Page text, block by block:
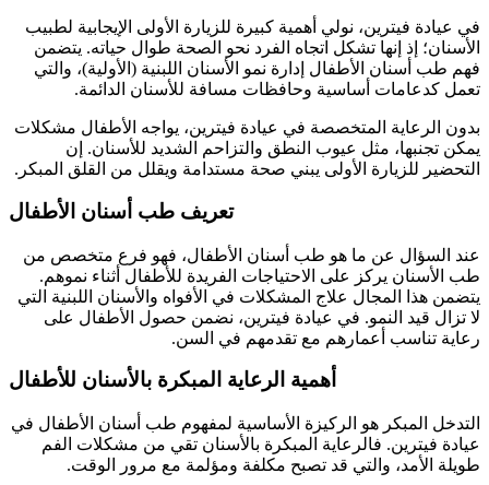
في عيادة فيترين، نولي أهمية كبيرة للزيارة الأولى الإيجابية لطبيب
الأسنان؛ إذ إنها تشكل اتجاه الفرد نحو الصحة طوال حياته. يتضمن
فهم طب أسنان الأطفال إدارة نمو الأسنان اللبنية (الأولية)، والتي
تعمل كدعامات أساسية وحافظات مسافة للأسنان الدائمة.
بدون الرعاية المتخصصة في عيادة فيترين، يواجه الأطفال مشكلات
يمكن تجنبها، مثل عيوب النطق والتزاحم الشديد للأسنان. إن
التحضير للزيارة الأولى يبني صحة مستدامة ويقلل من القلق المبكر.
تعريف طب أسنان الأطفال
عند السؤال عن ما هو طب أسنان الأطفال، فهو فرع متخصص من
طب الأسنان يركز على الاحتياجات الفريدة للأطفال أثناء نموهم.
يتضمن هذا المجال علاج المشكلات في الأفواه والأسنان اللبنية التي
لا تزال قيد النمو. في عيادة فيترين، نضمن حصول الأطفال على
رعاية تناسب أعمارهم مع تقدمهم في السن.
أهمية الرعاية المبكرة بالأسنان للأطفال
التدخل المبكر هو الركيزة الأساسية لمفهوم طب أسنان الأطفال في
عيادة فيترين. فالرعاية المبكرة بالأسنان تقي من مشكلات الفم
طويلة الأمد، والتي قد تصبح مكلفة ومؤلمة مع مرور الوقت.